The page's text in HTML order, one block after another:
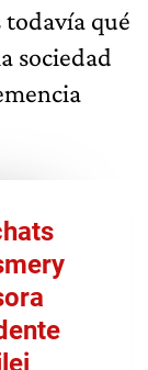
qué
sociedad